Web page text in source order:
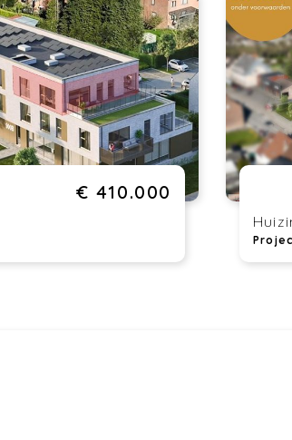
Lindehof
– is dé
maakt.
Door
€ 410.000